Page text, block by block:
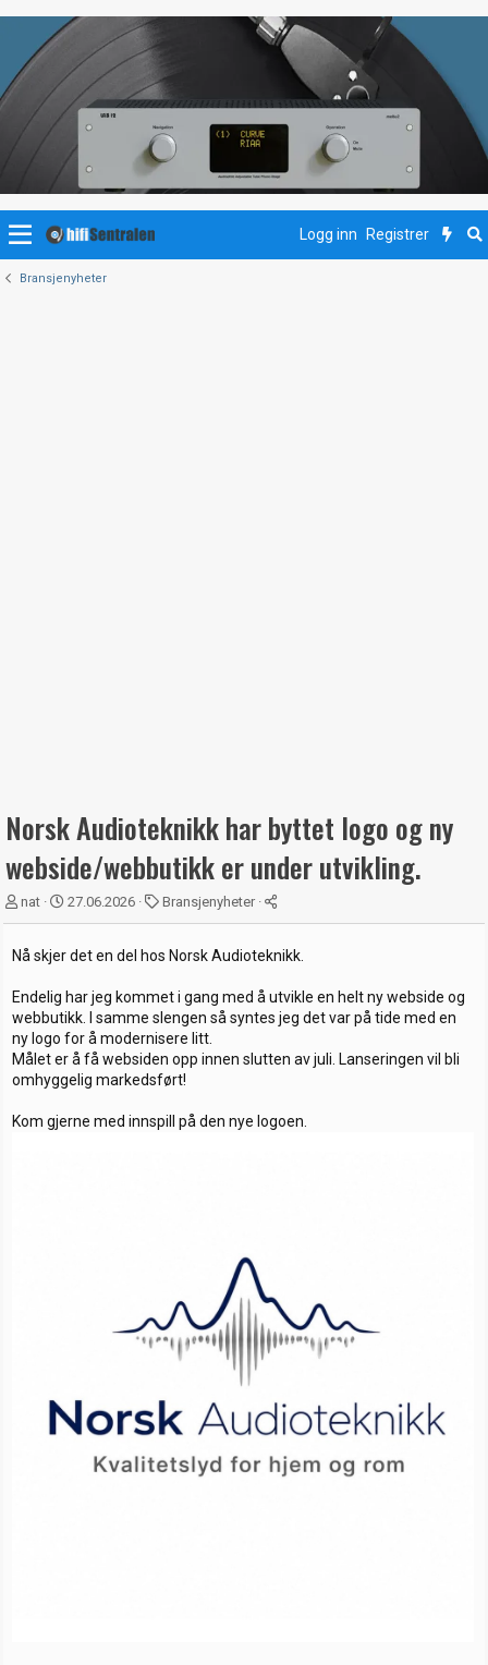
Logg inn Registrer
Bransjenyheter
Norsk Audioteknikk har byttet logo og ny
webside/webbutikk er under utvikling.
T
r
d
t
a
r
t
e
nat
S
t
r
d
a
t
o
27.06.2026
K
a
e
o
r
i
Bransjenyheter
Nå skjer det en del hos Norsk Audioteknikk.
Endelig har jeg kommet i gang med å utvikle en helt ny webside og
webbutikk. I samme slengen så syntes jeg det var på tide med en
ny logo for å modernisere litt.
Målet er å få websiden opp innen slutten av juli. Lanseringen vil bli
omhyggelig markedsført!
Kom gjerne med innspill på den nye logoen.